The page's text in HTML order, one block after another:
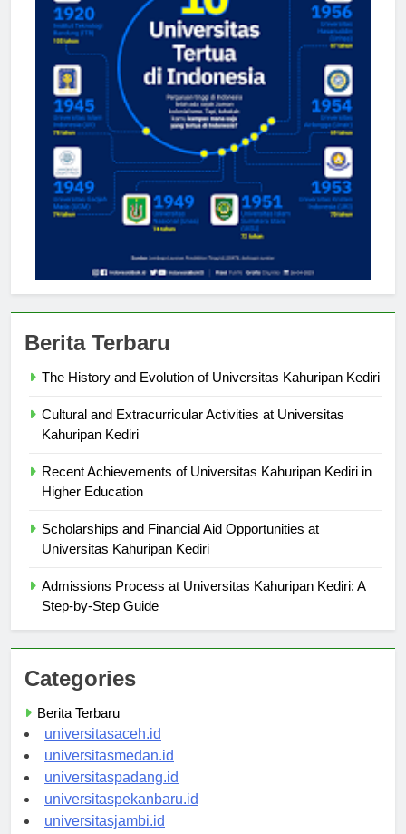
Berita Terbaru
The History and Evolution of Universitas Kahuripan Kediri
Cultural and Extracurricular Activities at Universitas
Kahuripan Kediri
Recent Achievements of Universitas Kahuripan Kediri in
Higher Education
Scholarships and Financial Aid Opportunities at
Universitas Kahuripan Kediri
Admissions Process at Universitas Kahuripan Kediri: A
Step-by-Step Guide
Categories
Berita Terbaru
universitasaceh.id
universitasmedan.id
universitaspadang.id
universitaspekanbaru.id
universitasjambi.id